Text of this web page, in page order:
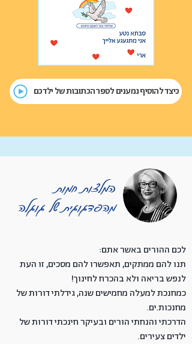
כיצד להוסיף נמענים לספר הכתובות של ילדכם
המלצות חמות
מהפדגוגית של גוגלה
לכם ההורים באשר אתם:
תנו להם ממתקים, תאפשרו להם מסכים, זו העת
לנפש בריאה ולא בהכרח לחינוך!
כמחנכת למעלה מחמישים שנה, גידלתי דורות של
מחנכות.ים.
הדרכתי והנחתי הורים ובעיקר חינכתי דורות של
ילדים צעירים.